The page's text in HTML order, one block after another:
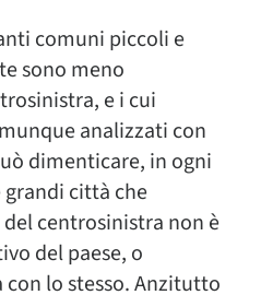
comuni piccoli e
sono meno
e i cui
analizzati con
dimenticare, in ogni
grandi città che
centrosinistra non è
del paese, o
con lo stesso. Anzitutto